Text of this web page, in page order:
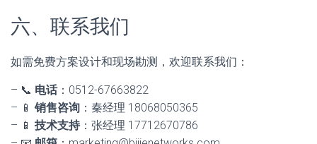
六、联系我们
如需免费方案设计和现场勘测，欢迎联系我们：
– 📞 电话：0512-67663822
– 📱 销售咨询 ：秦经理 18068050365
– 📱 技术支持：张经理 17712670786